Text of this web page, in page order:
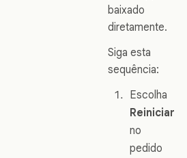
baixado
diretamente.
Siga esta
sequência:
Escolha
Reiniciar
no
pedido